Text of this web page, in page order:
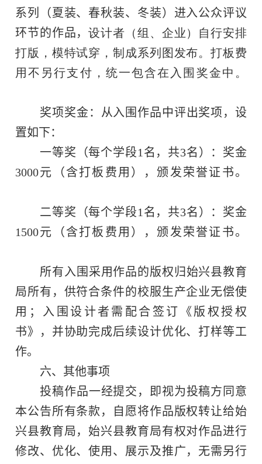
系列（夏装、春秋装、冬装）进入公众评议
环节的作品，设计者（组、企业）自行安排
打版，模特试穿，制成系列图发布。打板费
用不另行支付，统一包含在入围奖金中。
奖项奖金：从入围作品中评出奖项，设
置如下：
一等奖（每个学段1 名，共3名）：奖金
3000元（含打板费用），颁发荣誉证书。
二等奖（每个学段1 名，共3名）：奖金
1500元（含打板费用），颁发荣誉证书。
所有入围采用作品的版权归始兴县教育
局所有，供符合条件的校服生产企业无偿使
用；入围设计者需配合签订《版权授权
书》，并协助完成后续设计优化、打样等工
作。
六、 其他事项
投稿作品一经提交，即视为投稿方同意
本公告所有条款，自愿将作品版权转让给始
兴县教育局，始兴县教育局有权对作品进行
修改、优化、使用、展示及推广，无需另行